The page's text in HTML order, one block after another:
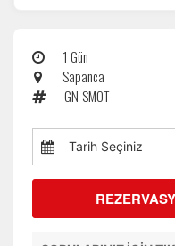
Size ve ilgi
kullanılır.
edersiniz, ancak daha
1 Gün
Sapanca
GN-SMOT
Tarih Seçiniz